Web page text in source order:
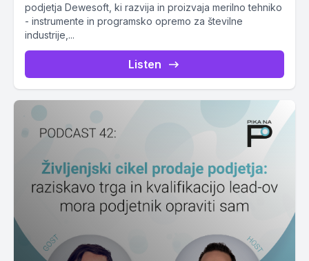
podjetja Dewesoft, ki razvija in proizvaja merilno tehniko
- instrumente in programsko opremo za številne
industrije,...
Listen